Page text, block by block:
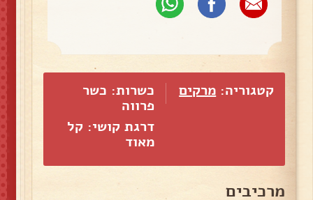
קטגוריה: מרקים
כשרות: כשר
פרווה
דרגת קושי: קל
מאוד
מרכיבים